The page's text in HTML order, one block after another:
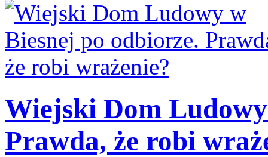
Wiejski Dom
Prawda, że robi